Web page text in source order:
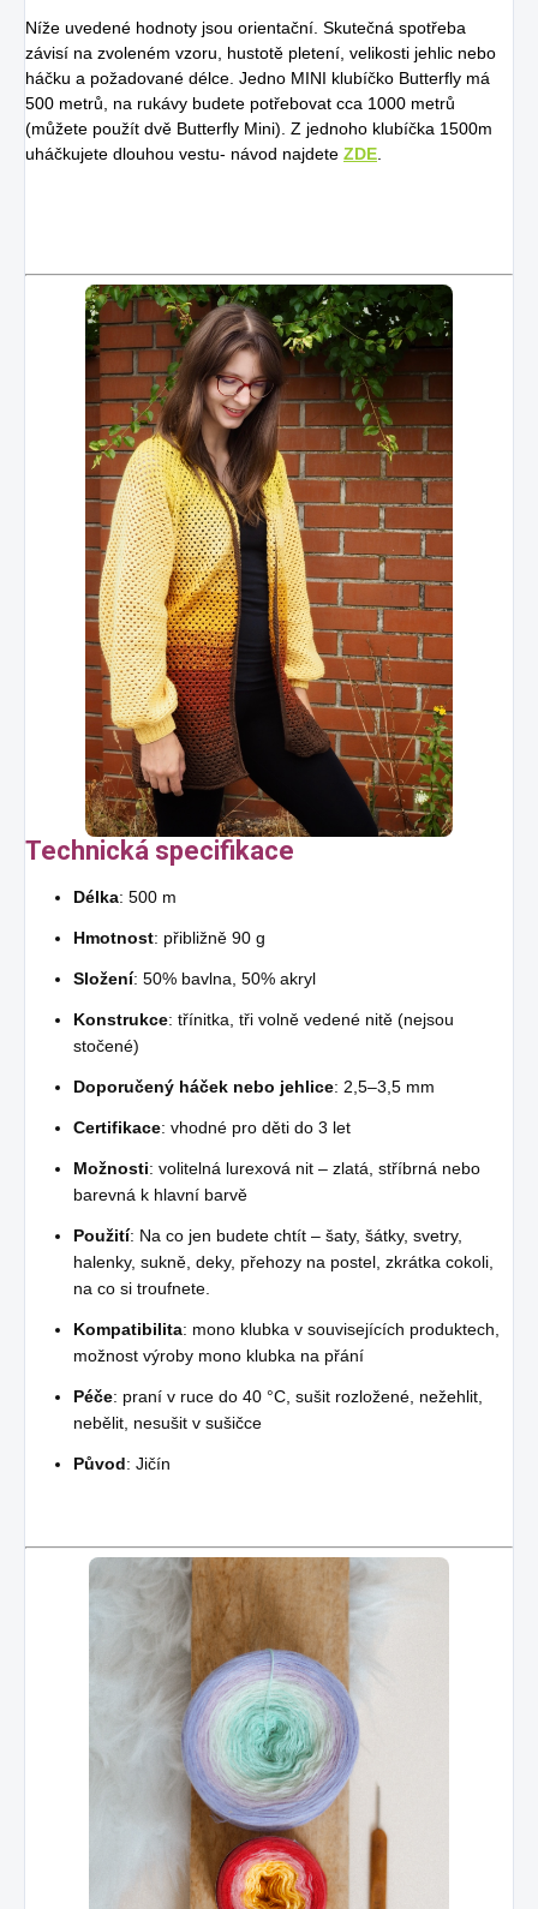
Níže uvedené hodnoty jsou orientační. Skutečná spotřeba
závisí na zvoleném vzoru, hustotě pletení, velikosti jehlic nebo
háčku a požadované délce. Jedno MINI klubíčko Butterfly má
500 metrů, na rukávy budete potřebovat cca 1000 metrů
(můžete použít dvě Butterfly Mini). Z jednoho klubíčka 1500m
uháčkujete dlouhou vestu- návod najdete ZDE.
Technická specifikace
Délka: 500 m
Hmotnost: přibližně 90 g
Složení: 50% bavlna, 50% akryl
Konstrukce: třínitka, tři volně vedené nitě (nejsou
stočené)
Doporučený háček nebo jehlice: 2,5–3,5 mm
Certifikace: vhodné pro děti do 3 let
Možnosti: volitelná lurexová nit – zlatá, stříbrná nebo
barevná k hlavní barvě
Použití: Na co jen budete chtít – šaty, šátky, svetry,
halenky, sukně, deky, přehozy na postel, zkrátka cokoli,
na co si troufnete.
Kompatibilita: mono klubka v souvisejících produktech,
možnost výroby mono klubka na přání
Péče: praní v ruce do 40 °C, sušit rozložené, nežehlit,
nebělit, nesušit v sušičce
Původ: Jičín